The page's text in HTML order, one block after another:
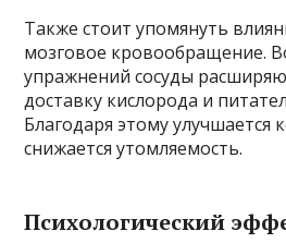
Также стоит упомянуть
мозговое кровообращение.
упражнений сосуды
доставку кислорода и
Благодаря этому улучшается
снижается утомляемость.
Психологический